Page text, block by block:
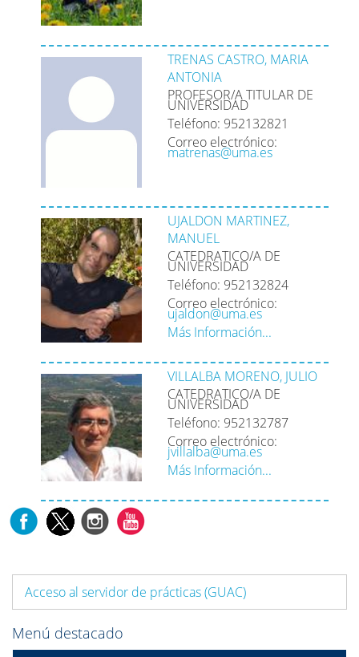
TRENAS CASTRO, MARIA
ANTONIA
PROFESOR/A TITULAR DE
UNIVERSIDAD
Teléfono: 952132821
Correo electrónico:
matrenas@uma.es
UJALDON MARTINEZ,
MANUEL
CATEDRATICO/A DE
UNIVERSIDAD
Teléfono: 952132824
Correo electrónico:
ujaldon@uma.es
Más Información...
VILLALBA MORENO, JULIO
CATEDRATICO/A DE
UNIVERSIDAD
Teléfono: 952132787
Correo electrónico:
jvillalba@uma.es
Más Información...
Acceso al servidor de prácticas (GUAC)
Menú destacado